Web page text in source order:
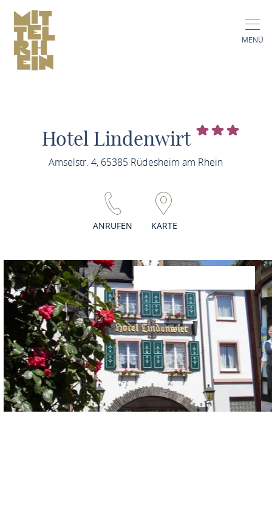
MENÜ
Hotel Lindenwirt
Amselstr. 4, 65385 Rüdesheim am Rhein
ANRUFEN KARTE